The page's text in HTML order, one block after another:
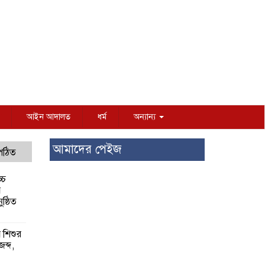
আইন আদালত ধর্ম অন্যান্য
শিশুর
আমাদের পেইজ